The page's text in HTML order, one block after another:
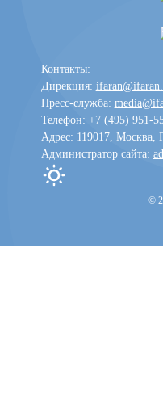
Контакты:
Дирекция:
Пресс-служба:
Телефон: +7 (495) 951-
Адрес: 119017, Москва,
Администратор сайта:
Toggle dark mode
©